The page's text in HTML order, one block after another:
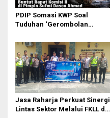
PDIP Somasi KWP Soal
Tuduhan ‘Gerombolan
II Dipimpin Sufmi Dasco
Ahmad
Jasa Raharja Perkuat Sinergi
Lintas Sektor Melalui FKLL di